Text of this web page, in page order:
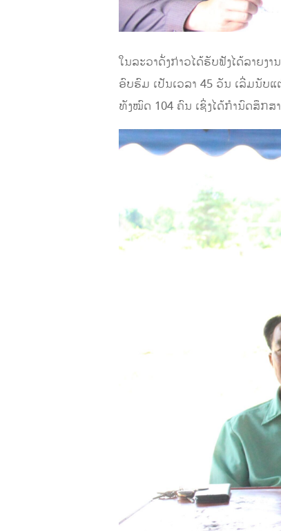
ໃນລະວາດັ່ງກ່າວໄດ້ຮັບຟັງໄດ້ລາຍ
ອົບຮົມ ເປັນເວລາ 45 ວັນ ເລີ່ມນັບ
ທັງໝົດ 104 ຄົນ ເຊິ່ງໄດ້ກຳນົດສຶກ